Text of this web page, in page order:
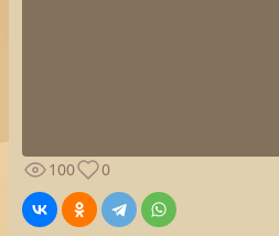
100
0